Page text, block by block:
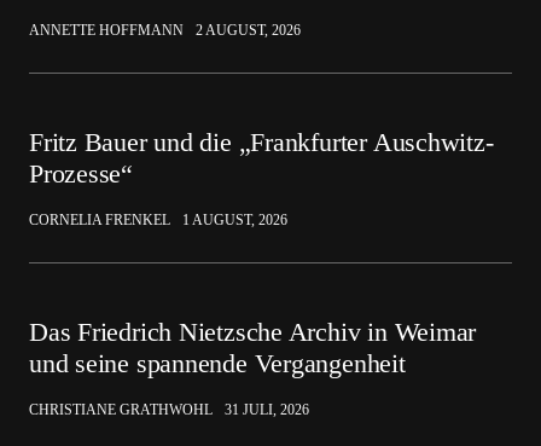
ANNETTE HOFFMANN 2 AUGUST, 2026
Fritz Bauer und die „Frankfurter Auschwitz-
Prozesse“
CORNELIA FRENKEL 1 AUGUST, 2026
Das Friedrich Nietzsche Archiv in Weimar
und seine spannende Vergangenheit
CHRISTIANE GRATHWOHL 31 JULI, 2026